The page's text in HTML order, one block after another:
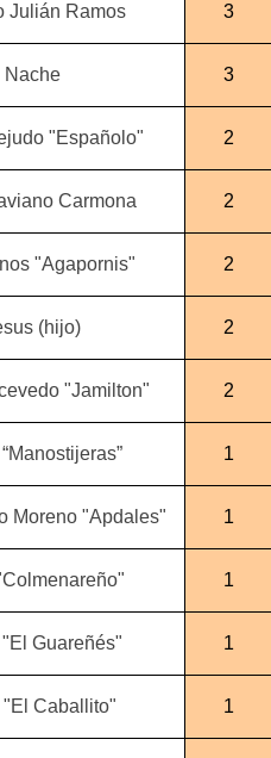
Julián Ramos 3
Nache 3
"Españolo" 2
Carmona 2
"Agapornis" 2
(hijo) 2
"Jamilton" 2
1
Moreno "Apdales" 1
1
Guareñés" 1
"El Caballito" 1